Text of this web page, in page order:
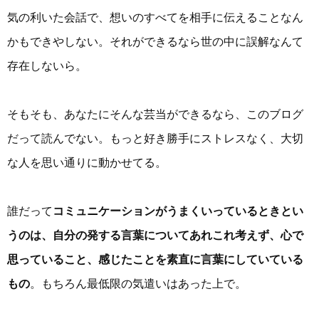
気の利いた会話で、想いのすべてを相手に伝えることなん
かもできやしない。それができるなら世の中に誤解なんて
存在しないら。
そもそも、あなたにそんな芸当ができるなら、このブログ
だって読んでない。もっと好き勝手にストレスなく、大切
な人を思い通りに動かせてる。
誰だって コミュニケーションがうまくいっているときとい
うのは、自分の発する言葉についてあれこれ考えず、心で
思っていること、感じたことを素直に言葉にしていている
もの。もちろん最低限の気遣いはあった上で。